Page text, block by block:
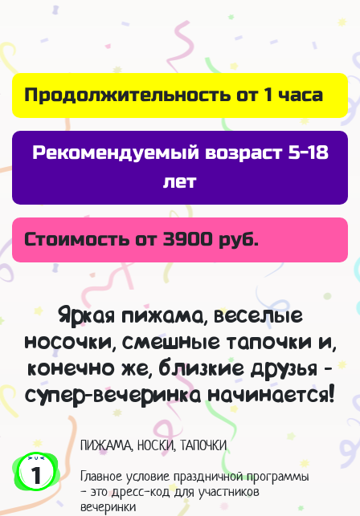
Продолжительность от 1 часа
Рекомендуемый возраст 5-18
лет
Стоимость от 3900 руб.
Яркая пижама, веселые
носочки, смешные тапочки и,
конечно же, близкие друзья -
супер-вечеринка начинается!
1
ПИЖАМА, НОСКИ, ТАПОЧКИ
Главное условие праздничной программы
- это дресс-код для участников
вечеринки